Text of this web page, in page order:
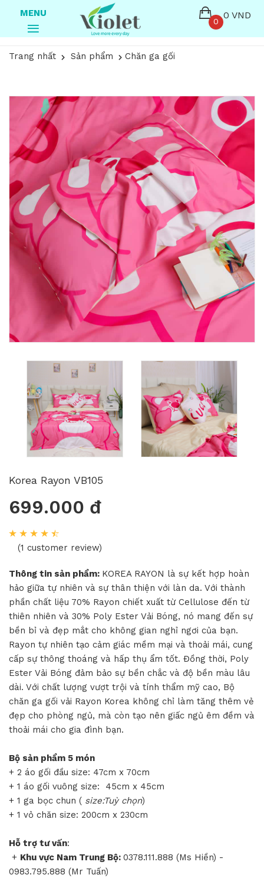
MENU
0
0 VND
Trang nhất Sản phẩm Chăn ga gối
Korea Rayon VB105
699.000 đ
(1 customer review)
Thông tin sản phẩm: KOREA RAYON là sự kết hợp hoàn
hảo giữa tự nhiên và sự thân thiện với làn da. Với thành
phần chất liệu 70% Rayon chiết xuất từ Cellulose đến từ
thiên nhiên và 30% Poly Ester Vải Bóng, nó mang đến sự
bền bỉ và đẹp mắt cho không gian nghỉ ngơi của bạn.
Rayon tự nhiên tạo cảm giác mềm mại và thoải mái, cung
cấp sự thông thoáng và hấp thụ ẩm tốt. Đồng thời, Poly
Ester Vải Bóng đảm bảo sự bền chắc và độ bền màu lâu
dài. Với chất lượng vượt trội và tính thẩm mỹ cao, Bộ
chăn ga gối vải Rayon Korea không chỉ làm tăng thêm vẻ
đẹp cho phòng ngủ, mà còn tạo nên giấc ngủ êm đềm và
thoải mái cho gia đình bạn.
Bộ sản phẩm 5 món
+ 2 áo gối đầu size: 47cm x 70cm
+ 1 áo gối vuông size: 45cm x 45cm
+ 1 ga bọc chun ( size:Tuỳ chọn)
+ 1 vỏ chăn size: 200cm x 230cm
Hỗ trợ tư vấn:
+ Khu vực Nam Trung Bộ: 0378.111.888 (Ms Hiền) -
0983.795.888 (Mr Tuấn)